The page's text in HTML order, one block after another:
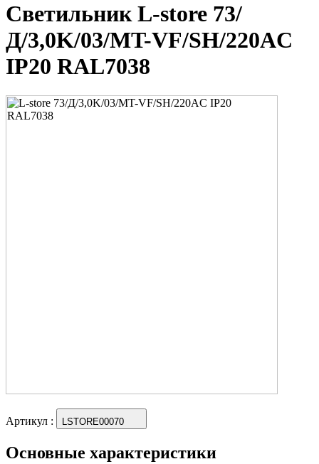
Светильник L-store 73/
Д/3,0K/03/MT-VF/SH/220AC
IP20 RAL7038
Артикул : LSTORE00070
Основные характеристики